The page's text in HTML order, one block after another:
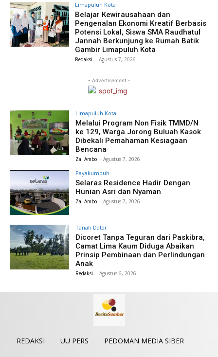
Limapuluh Kota
Belajar Kewirausahaan dan
Pengenalan Ekonomi Kreatif Berbasis
Potensi Lokal, Siswa SMA Raudhatul
Jannah Berkunjung ke Rumah Batik
Gambir Limapuluh Kota
Redaksi - Agustus 7, 2026
- Advertisement -
Limapuluh Kota
Melalui Program Non Fisik TMMD/N
ke 129, Warga Jorong Buluah Kasok
Dibekali Pemahaman Kesiagaan
Bencana
Zal Ambo - Agustus 7, 2026
Payakumbuh
Selaras Residence Hadir Dengan
Hunian Asri dan Nyaman
Zal Ambo - Agustus 7, 2026
Tanah Datar
Dicoret Tanpa Teguran dari Paskibra,
Camat Lima Kaum Diduga Abaikan
Prinsip Pembinaan dan Perlindungan
Anak
Redaksi - Agustus 6, 2026
REDAKSI UU PERS PEDOMAN MEDIA SIBER